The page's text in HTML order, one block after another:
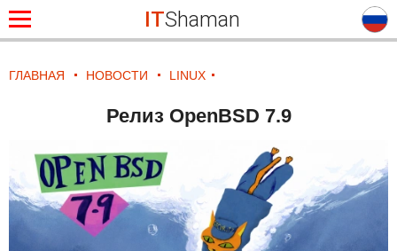
ITShaman
ГЛАВНАЯ НОВОСТИ LINUX
Релиз OpenBSD 7.9